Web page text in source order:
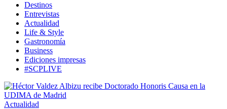
Destinos
Entrevistas
Actualidad
Life & Style
Gastronomía
Business
Ediciones impresas
#SCPLIVE
Actualidad